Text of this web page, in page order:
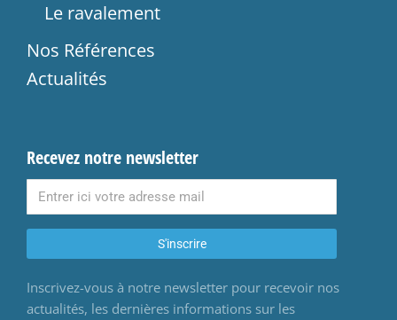
Le ravalement
Nos Références
Actualités
Recevez notre newsletter
S'inscrire
Inscrivez-vous à notre newsletter pour recevoir nos
actualités, les dernières informations sur les